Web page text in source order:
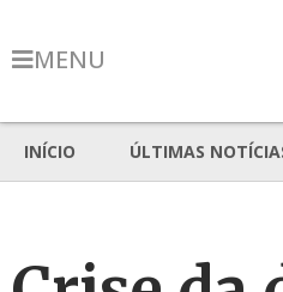
MENU
INÍCIO ÚLTIMAS